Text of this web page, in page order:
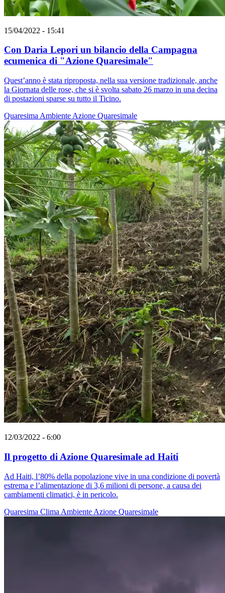
15/04/2022 - 15:41
Con Daria Lepori un bilancio della Campagna
ecumenica di "Azione Quaresimale"
Quest’anno è stata riproposta, nella sua versione tradizionale, anche
la Giornata delle rose, che si è svolta sabato 26 marzo in una decina
di postazioni sparse su tutto il Ticino.
Quaresima Ambiente Azione Quaresimale
12/03/2022 - 6:00
Il progetto di Azione Quaresimale ad Haiti
Ad Haiti, l’80% della popolazione vive in una condizione di povertà
estrema e l’alimentazione di 3,6 milioni di persone, a causa dei
cambiamenti climatici, è in pericolo.
Quaresima Clima Ambiente Azione Quaresimale